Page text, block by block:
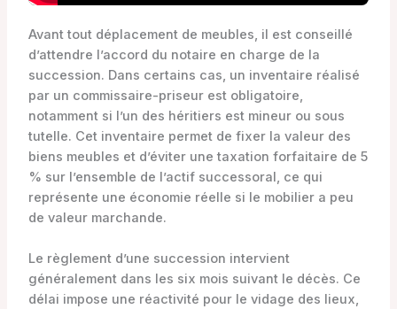
Avant tout déplacement de meubles, il est conseillé
d’attendre l’accord du notaire en charge de la
succession. Dans certains cas, un inventaire réalisé
par un commissaire-priseur est obligatoire,
notamment si l’un des héritiers est mineur ou sous
tutelle. Cet inventaire permet de fixer la valeur des
biens meubles et d’éviter une taxation forfaitaire de 5
% sur l’ensemble de l’actif successoral, ce qui
représente une économie réelle si le mobilier a peu
de valeur marchande.
Le règlement d’une succession intervient
généralement dans les six mois suivant le décès. Ce
délai impose une réactivité pour le vidage des lieux,